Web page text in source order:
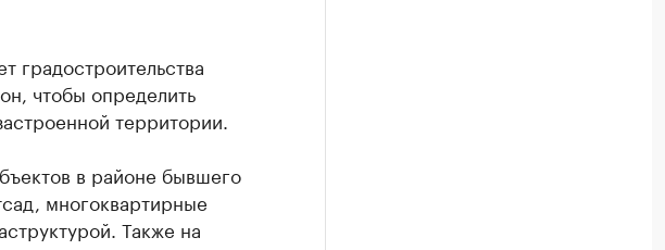
градостроительства
чтобы определить
территории.
в районе бывшего
многоквартирные
Также на